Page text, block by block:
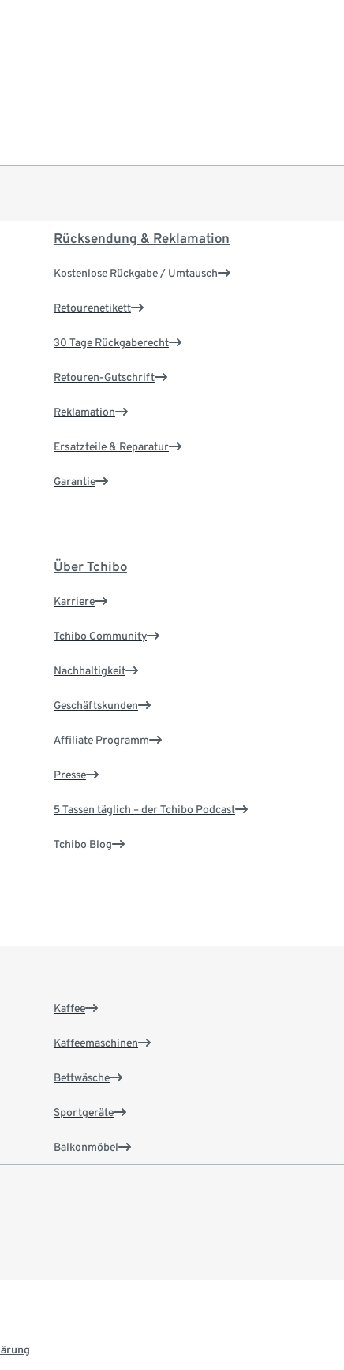
Rücksendung & Reklamation
Kostenlose Rückgabe / Umtausch
Retourenetikett
30 Tage Rückgaberecht
Retouren-Gutschrift
Reklamation
Ersatzteile & Reparatur
Garantie
Über Tchibo
Karriere
Tchibo Community
Nachhaltigkeit
Geschäftskunden
Affiliate Programm
Presse
5 Tassen täglich – der Tchibo Podcast
Tchibo Blog
Kaffee
Kaffeemaschinen
Bettwäsche
Sportgeräte
Balkonmöbel